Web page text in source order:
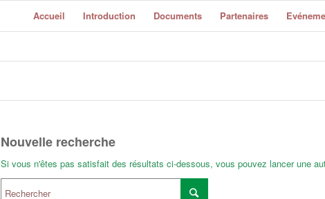
Accueil Introduction Documents Partenaires
Nouvelle recherche
Si vous n'êtes pas satisfait des résultats ci-dessous, vous pouvez lancer une